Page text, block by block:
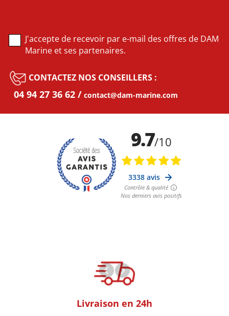
Livraison en 24h
J'accepte de recevoir par e-mail des offres de DAM
Marine et ses partenaires.
CONTACTEZ NOS CONSEILLERS :
04 94 27 36 62 contact@dam-marine.com